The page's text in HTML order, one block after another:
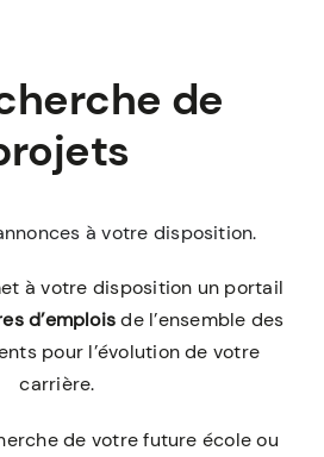
de
à votre disposition.
à votre disposition un portail
d’emploisde l’ensemble des
pour l’évolution de votre
carrière.
de votre future école ou